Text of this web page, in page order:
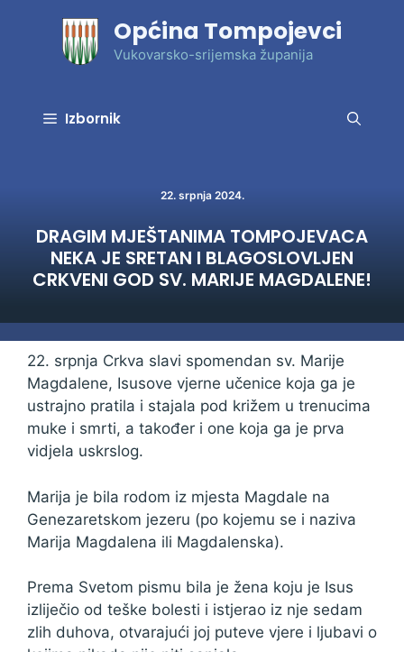
Općina Tompojevci
Vukovarsko-srijemska županija
Izbornik
22. srpnja 2024.
DRAGIM MJEŠTANIMA TOMPOJEVACA
NEKA JE SRETAN I BLAGOSLOVLJEN
CRKVENI GOD SV. MARIJE MAGDALENE!
22. srpnja Crkva slavi spomendan sv. Marije
Magdalene, Isusove vjerne učenice koja ga je
ustrajno pratila i stajala pod križem u trenucima
muke i smrti, a također i one koja ga je prva
vidjela uskrslog.
Marija je bila rodom iz mjesta Magdale na
Genezaretskom jezeru (po kojemu se i naziva
Marija Magdalena ili Magdalenska).
Prema Svetom pismu bila je žena koju je Isus
izliječio od teške bolesti i istjerao iz nje sedam
zlih duhova, otvarajući joj puteve vjere i ljubavi o